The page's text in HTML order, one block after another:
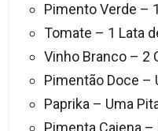
Pimento Verde – 1
Tomate – 1 Lata
Vinho Branco – 2
Pimentão Doce –
Paprika – Uma